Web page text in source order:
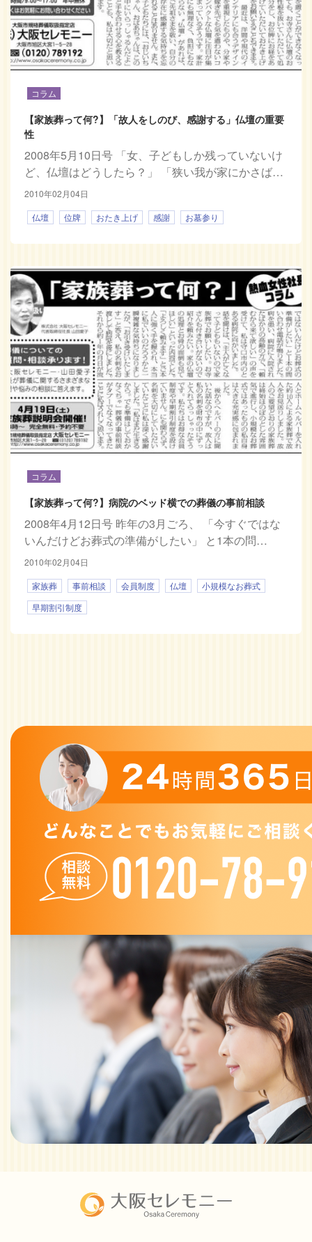
コラム
【家族葬って何?】「故人をしのび、感謝する」仏壇の重要
性
2008年5月10日号 「女、子どもしか残っていないけ
ど、仏壇はどうしたら？」 「狭い我が家にかさば…
2010年02月04日
仏壇
位牌 おたき上げ 感謝 お墓参り
コラム
【家族葬って何?】病院のベッド横での葬儀の事前相談
2008年4月12日号 昨年の3月ごろ、 「今すぐではな
いんだけどお葬式の準備がしたい」 と1本の問…
2010年02月04日
家族葬
事前相談 会員制度 仏壇
小規模なお葬式
早期割引制度